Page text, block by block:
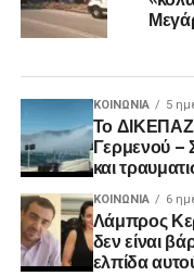
ΚΟΙΝΩΝΊΑ 5
Το ΔΙΚΕΠΑΖ
Γερμενού –
και
ΚΟΙΝΩΝΊΑ 6
Λάμπρος
δεν είναι
ελπίδα